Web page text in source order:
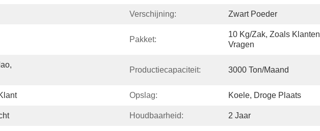
Verschijning: Zwart Poeder
Pakket:
10 Kg/zak, Zoals Klanten
Vragen
Productiecapaciteit: 3000 Ton/maand
Opslag: Koele, Droge Plaats
Houdbaarheid: 2 Jaar